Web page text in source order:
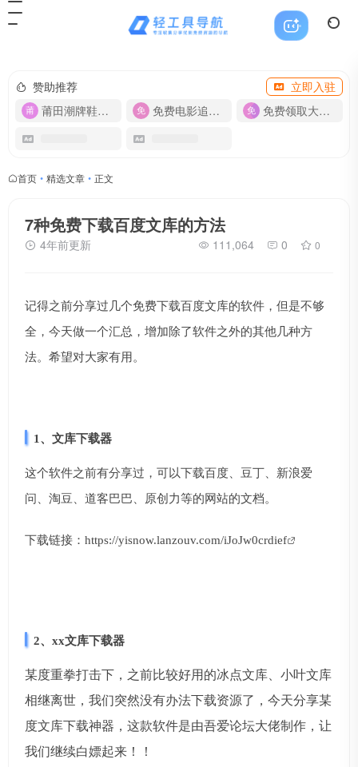
赞助推荐
立即入驻
莆田潮牌鞋服-货源
免费电影追剧APP 免费领取大流量卡【500G】
首页 • 精选文章 • 正文
7种免费下载百度文库的方法
4年前更新 111,064 0 0
记得之前分享过几个免费下载百度文库的软件，但是不够
全，今天做一个汇总，增加除了软件之外的其他几种方
法。希望对大家有用。
1、文库下载器
这个软件之前有分享过，可以下载百度、豆丁、新浪爱
问、淘豆、道客巴巴、原创力等的网站的文档。
下载链接： https://yisnow.lanzouv.com/iJoJw0crdief
2、xx文库下载器
某度重拳打击下，之前比较好用的冰点文库、小叶文库
相继离世，我们突然没有办法下载资源了，今天分享某
度文库下载神器，这款软件是由吾爱论坛大佬制作，让
我们继续白嫖起来！！